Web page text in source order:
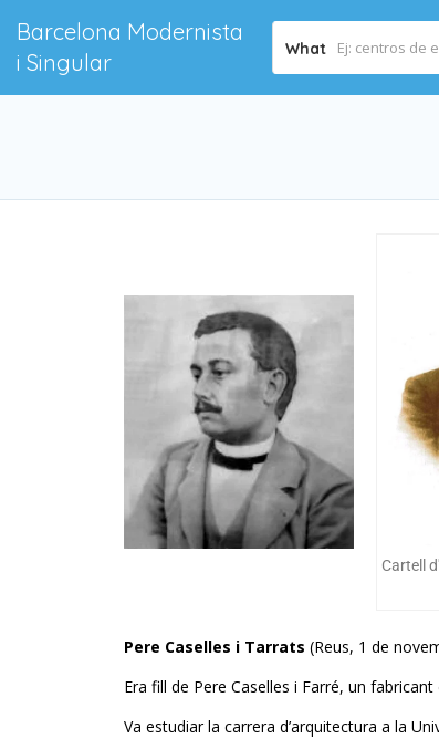
Barcelona Modernista
i Singular
What
Cartell
Pere Caselles i Tarrats (Reus, 1 de
Era fill de Pere Caselles i Farré, un
Va estudiar la carrera d’arquitectura a la